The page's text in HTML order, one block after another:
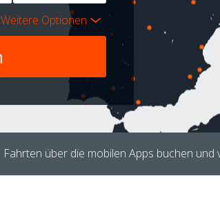
Weitere Optionen
Fahrten über die mobilen Apps buchen und